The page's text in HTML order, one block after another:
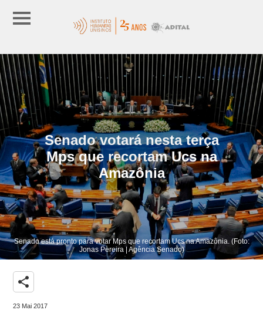
Senado votará nesta terça
Mps que recortam Ucs na
Amazônia
Senado está pronto para votar Mps que recortam Ucs na Amazônia. (Foto:
Jonas Pereira | Agência Senado)
share
23 Mai 2017